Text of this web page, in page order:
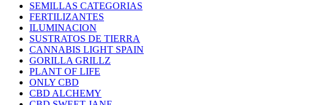
SEMILLAS CATEGORIAS
FERTILIZANTES
ILUMINACION
SUSTRATOS DE TIERRA
CANNABIS LIGHT SPAIN
GORILLA GRILLZ
PLANT OF LIFE
ONLY CBD
CBD ALCHEMY